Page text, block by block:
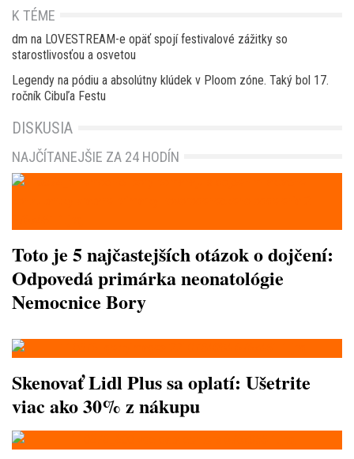
K TÉME
dm na LOVESTREAM-e opäť spojí festivalové zážitky so
starostlivosťou a osvetou
Legendy na pódiu a absolútny klúdek v Ploom zóne. Taký bol 17.
ročník Cibuľa Festu
DISKUSIA
NAJČÍTANEJŠIE ZA 24 HODÍN
Toto je 5 najčastejších otázok o dojčení:
Odpovedá primárka neonatológie
Nemocnice Bory
Skenovať Lidl Plus sa oplatí: Ušetrite
viac ako 30% z nákupu